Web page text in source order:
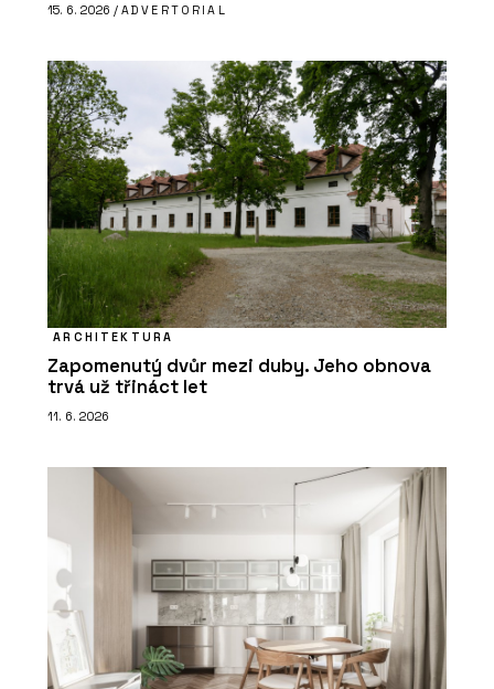
15. 6. 2026 / ADVERTORIAL
ARCHITEKTURA
Zapomenutý dvůr mezi duby. Jeho obnova
trvá už třináct let
11. 6. 2026